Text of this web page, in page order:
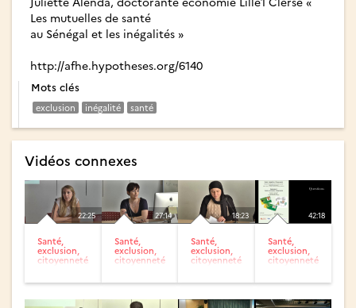
Les mutuelles de santé
au Sénégal et les inégalités »
http://afhe.hypotheses.org/6140
Mots clés
exclusion inégalité santé
Vidéos connexes
22:25
Santé,
exclusion,
citoyenneté.
27:14
Santé,
exclusion,
citoyenneté.
18:23
Santé,
exclusion,
citoyenneté.
42:18
Santé,
exclusion,
citoyenneté.